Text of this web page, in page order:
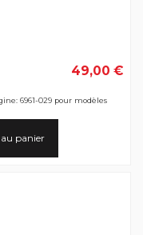
49,00 €
6961-029 pour modèles
panier